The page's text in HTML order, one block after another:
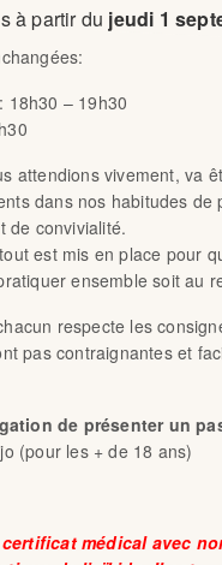
à partir du jeudi 1
18h30 – 19h30
attendions vivement, va
dans nos habitudes de
de convivialité.
est mis en place pour
ensemble soit au
respecte les
pas contraignantes et
de présenter un
(pour les + de 18 ans)
médical avec